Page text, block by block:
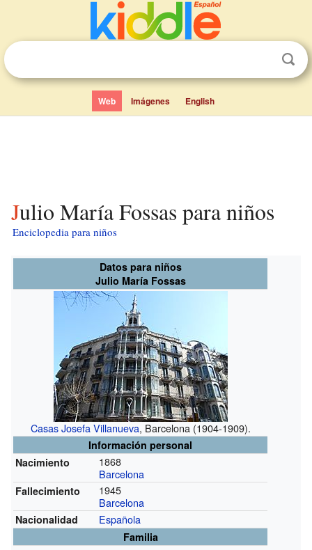
Web Imágenes English
Julio María Fossas para niños
Enciclopedia para niños
Datos para niños
Julio María Fossas
Casas Josefa Villanueva, Barcelona (1904-1909).
Información personal
Nacimiento
1868
Barcelona
Fallecimiento
1945
Barcelona
Nacionalidad Española
Familia